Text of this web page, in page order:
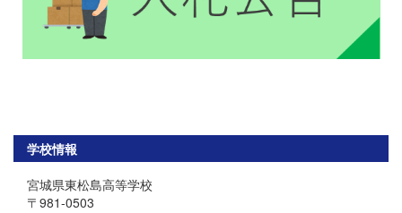
学校情報
宮城県東松島高等学校
〒981-0503